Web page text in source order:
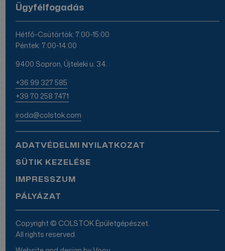
Ügyfélfogadás
Hétfő-Csütörtök: 7:00-15:00
Péntek: 7:00-14:00
9400 Sopron, Újteleki u. 34.
+36 99 327 585
+39 70 258 7471
iroda@colstok.com
ADATVÉDELMI NYILATKOZAT
SÜTIK KEZELÉSE
IMPRESSZUM
PÁLYÁZAT
Copyright © COLSTOK Épületgépészet.
All rights reserved.